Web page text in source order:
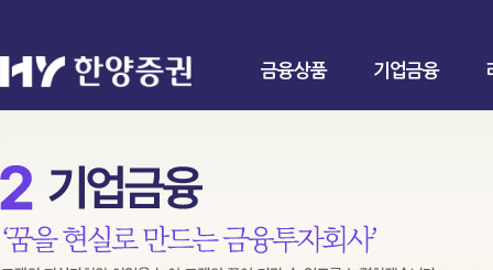
금융상품 기업금융